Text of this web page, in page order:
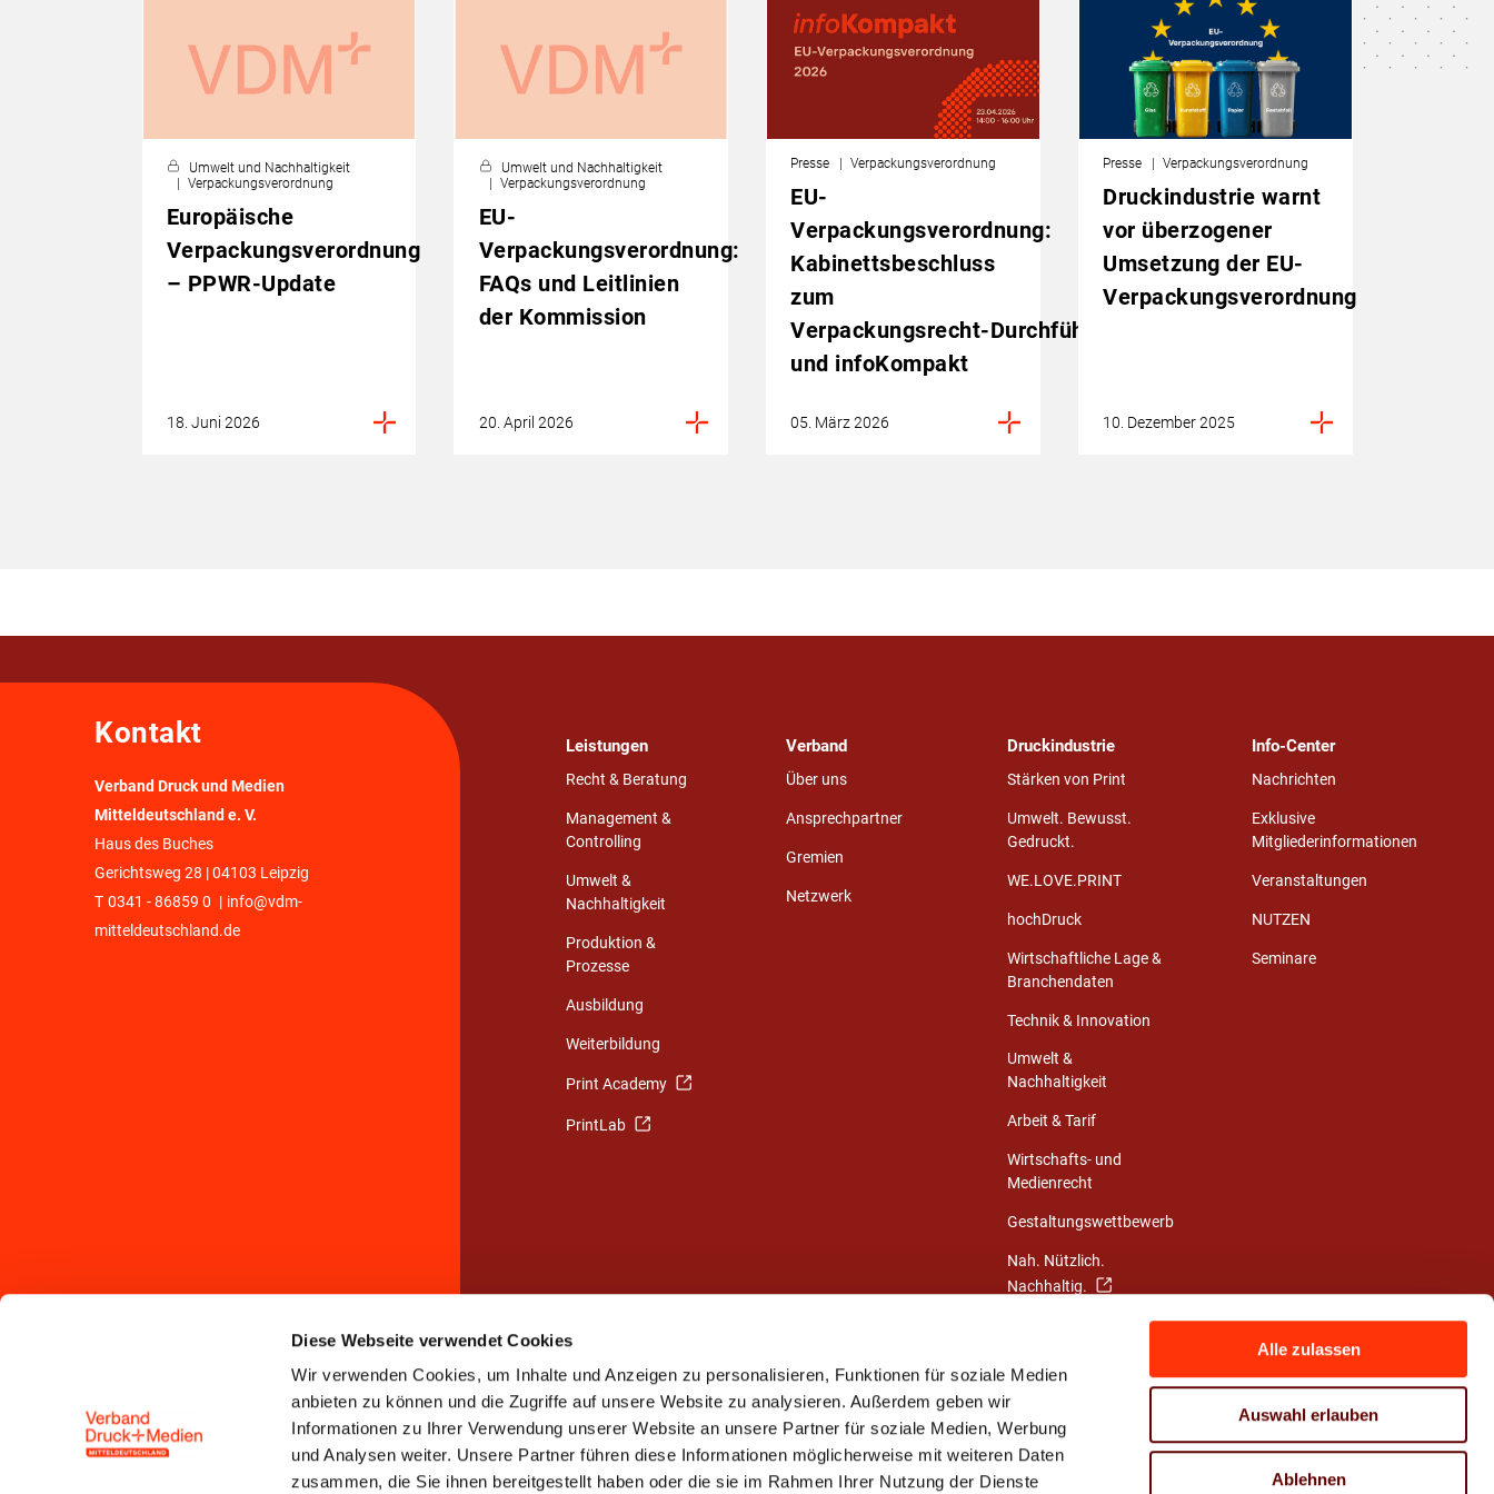
Diese Webseite verwendet Cookies
Wir verwenden Cookies, um Inhalte und Anzeigen zu personalisieren, Funktionen für soziale Medien
anbieten zu können und die Zugriffe auf unsere Website zu analysieren. Außerdem geben wir
Informationen zu Ihrer Verwendung unserer Website an unsere Partner für soziale Medien, Werbung
und Analysen weiter. Unsere Partner führen diese Informationen möglicherweise mit weiteren Daten
zusammen, die Sie ihnen bereitgestellt haben oder die sie im Rahmen Ihrer Nutzung der Dienste
Alle zulassen
Auswahl erlauben
Ablehnen
Umwelt und Nachhaltigkeit
Verpackungsverordnung
Europäische
Verpackungsverordnung
– PPWR-Update
18. Juni 2026
Umwelt und Nachhaltigkeit
Verpackungsverordnung
EU-
Verpackungsverordnung:
FAQs und Leitlinien
der Kommission
20. April 2026
Presse Verpackungsverordnung
EU-
Verpackungsverordnung:
Kabinettsbeschluss
zum
Verpackungsrecht‑Durchführungsgesetz
und infoKompakt
05. März 2026
Presse Verpackungsverordnung
Druckindustrie warnt
vor überzogener
Umsetzung der EU-
Verpackungsverordnung
10. Dezember 2025
Kontakt
Verband Druck und Medien
Mitteldeutschland e. V.
Haus des Buches
Gerichtsweg 28 | 04103 Leipzig
T 0341 - 86859 0 | info@vdm-
mitteldeutschland.de
Leistungen
Recht & Beratung
Management &
Controlling
Umwelt &
Nachhaltigkeit
Produktion &
Prozesse
Ausbildung
Weiterbildung
Print Academy
PrintLab
Verband
Über uns
Ansprechpartner
Gremien
Netzwerk
Druckindustrie
Stärken von Print
Umwelt. Bewusst.
Gedruckt.
WE.LOVE.PRINT
hochDruck
Wirtschaftliche Lage &
Branchendaten
Technik & Innovation
Umwelt &
Nachhaltigkeit
Arbeit & Tarif
Wirtschafts- und
Medienrecht
Gestaltungswettbewerb
Nah. Nützlich.
Nachhaltig.
Mach dein Leben bunt!
Info-Center
Nachrichten
Exklusive
Mitgliederinformationen
Veranstaltungen
NUTZEN
Seminare
Stellenbörse
Jobbörse